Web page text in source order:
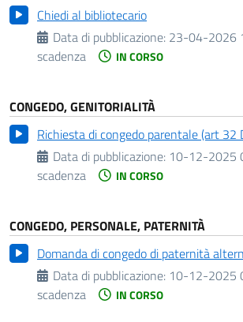
Chiedi al bibliotecario
Data di pubblicazione: 23-04-2026
scadenza
IN CORSO
CONGEDO, GENITORIALITÀ
Richiesta di congedo parentale (art 32
Data di pubblicazione: 10-12-2025
scadenza
IN CORSO
CONGEDO, PERSONALE, PATERNITÀ
Domanda di congedo di paternità
Data di pubblicazione: 10-12-2025
scadenza
IN CORSO